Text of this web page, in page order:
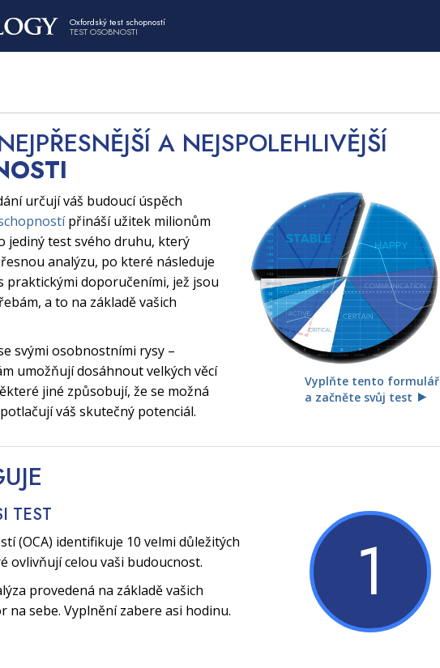
Oxfordský test schopností
TEST OSOBNOSTI
A NEJSPOLEHLIVĚJŠÍ
Vyplňte tento formulář
a začněte svůj test
určují váš budoucí úspěch
přináší užitek milionům
jediný test svého druhu, který
analýzu, po které následuje
praktickými doporučeními, jež jsou
a to na základě vašich
svými osobnostními rysy –
umožňují dosáhnout velkých věcí
jiné způsobují, že se možná
váš skutečný potenciál.
TEST
(OCA) identifikuje 10 velmi důležitých
ovlivňují celou vaši budoucnost.
provedená na základě vašich
na sebe. Vyplnění zabere asi hodinu.
1